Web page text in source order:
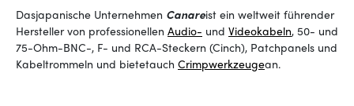
Dasjapanische Unternehmen Canareist ein weltweit führender
Hersteller von professionellen Audio- und Videokabeln, 50- und
75-Ohm-BNC-, F- und RCA-Steckern (Cinch), Patchpanels und
Kabeltrommeln und bietetauch Crimpwerkzeugean.